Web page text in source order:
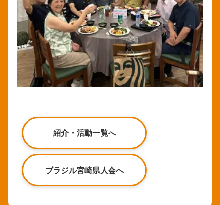
紹介・活動一覧へ
ブラジル宮崎県人会へ